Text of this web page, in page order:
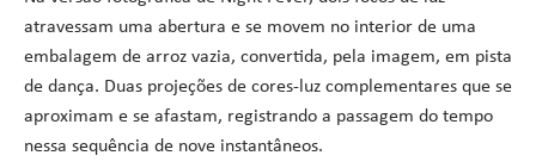
atravessam uma abertura e se movem no interior de uma
embalagem de arroz vazia, convertida, pela imagem, em pista
de dança. Duas projeções de cores-luz complementares que se
aproximam e se afastam, registrando a passagem do tempo
nessa sequência de nove instantâneos.